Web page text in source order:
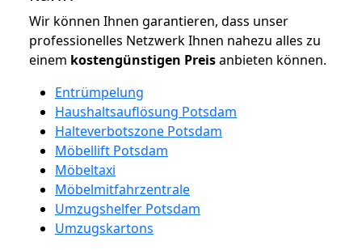
Wir können Ihnen garantieren, dass unser
professionelles Netzwerk Ihnen nahezu alles zu
einem kostengünstigen Preisanbieten können.
Entrümpelung
Haushaltsauflösung Potsdam
Halteverbotszone Potsdam
Möbellift Potsdam
Möbeltaxi
Möbelmitfahrzentrale
Umzugshelfer Potsdam
Umzugskartons